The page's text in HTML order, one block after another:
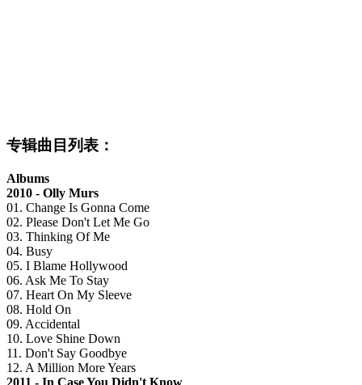
专辑曲目列表：
Albums
2010 - Olly Murs
01. Change Is Gonna Come
02. Please Don't Let Me Go
03. Thinking Of Me
04. Busy
05. I Blame Hollywood
06. Ask Me To Stay
07. Heart On My Sleeve
08. Hold On
09. Accidental
10. Love Shine Down
11. Don't Say Goodbye
12. A Million More Years
2011 - In Case You Didn't Know